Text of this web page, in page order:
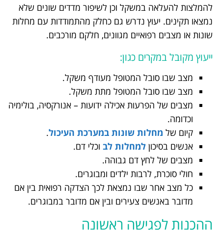
להמלצות להעלאה במשקל וכן לשיפור מדדים שונים שלא
נמצאו תקינים. יעוץ נדרש גם כחלק מהתמודדות עם מחלות
שונות או מצבים רפואיים מגוונים, חלקם מורכבים.
ייעוץ מקובל במקרים כגון:
מצב שבו סובל המטופל מעודף משקל.
מצב שבו סובל המטופל מתת משקל.
מצבים של הפרעות אכילה ידועות – אנורקסיה, בולימיה
וכדומה.
קיום של מחלות שונות במערכת העיכול.
אנשים בסיכון למחלות לב וכלי דם.
מצבים של לחץ דם גבוהה.
חולי סוכרת, לרבות ילדים ומבוגרים.
כל מצב אחר שבו נמצאת לכך הצדקה רפואית בין אם
מדובר באנשים צעירים ובין אם מדובר במבוגרים.
ההכנות לפגישה ראשונה